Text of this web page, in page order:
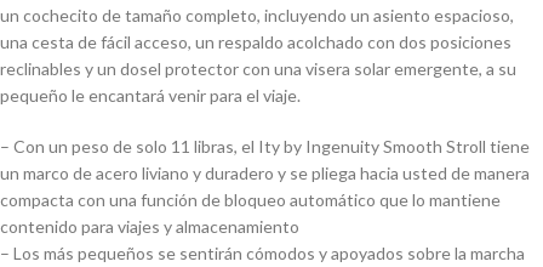
un cochecito de tamaño completo, incluyendo un asiento espacioso,
una cesta de fácil acceso, un respaldo acolchado con dos posiciones
reclinables y un dosel protector con una visera solar emergente, a su
pequeño le encantará venir para el viaje.
– Con un peso de solo 11 libras, el Ity by Ingenuity Smooth Stroll tiene
un marco de acero liviano y duradero y se pliega hacia usted de manera
compacta con una función de bloqueo automático que lo mantiene
contenido para viajes y almacenamiento
– Los más pequeños se sentirán cómodos y apoyados sobre la marcha